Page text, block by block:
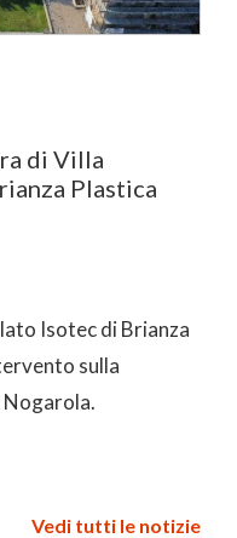
di Villa
Plastica
Isotec di Brianza
sulla
Nogarola.
Vedi tutti le notizie